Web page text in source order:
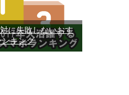
に失敗しないおす
キング